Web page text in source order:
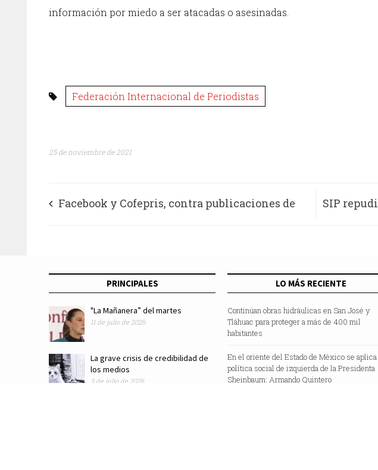
información por miedo a ser atacadas o asesinadas.
Federación Internacional de Periodistas
25 de noviembre de 2021
Facebook y Cofepris, contra publicaciones de SIP
PRINCIPALES
"La Mañanera” del martes
11 de julio de 2026
La grave crisis de credibilidad de
los medios
3 de julio de 2026
LO MÁS RECIENTE
Continúan obras hidráulicas en San José y
Tláhuac para proteger a más de 400 mil
habitantes
En el oriente del Estado de México se
política social de izquierda de la Presidenta
Sheinbaum: Armando Quintero